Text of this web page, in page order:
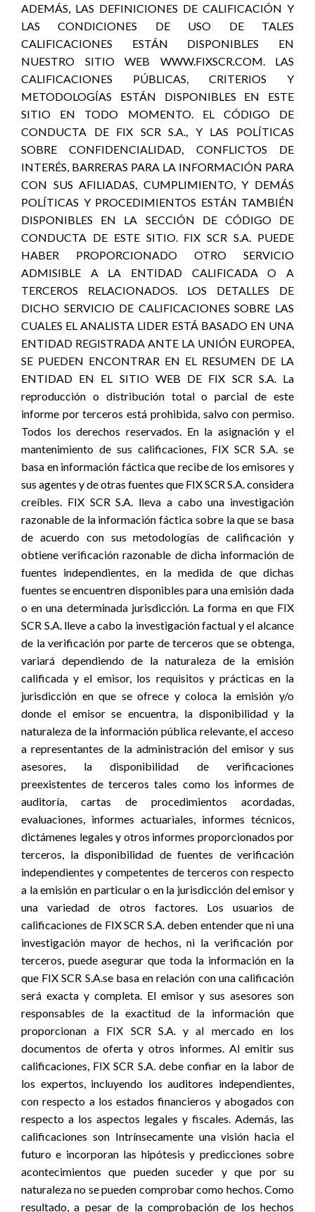
ADEMÁS, LAS DEFINICIONES DE CALIFICACIÓN Y
LAS CONDICIONES DE USO DE TALES
CALIFICACIONES ESTÁN DISPONIBLES EN
NUESTRO SITIO WEB WWW.FIXSCR.COM. LAS
CALIFICACIONES PÚBLICAS, CRITERIOS Y
METODOLOGÍAS ESTÁN DISPONIBLES EN ESTE
SITIO EN TODO MOMENTO. EL CÓDIGO DE
CONDUCTA DE FIX SCR S.A., Y LAS POLÍTICAS
SOBRE CONFIDENCIALIDAD, CONFLICTOS DE
INTERÉS, BARRERAS PARA LA INFORMACIÓN PARA
CON SUS AFILIADAS, CUMPLIMIENTO, Y DEMÁS
POLÍTICAS Y PROCEDIMIENTOS ESTÁN TAMBIÉN
DISPONIBLES EN LA SECCIÓN DE CÓDIGO DE
CONDUCTA DE ESTE SITIO. FIX SCR S.A. PUEDE
HABER PROPORCIONADO OTRO SERVICIO
ADMISIBLE A LA ENTIDAD CALIFICADA O A
TERCEROS RELACIONADOS. LOS DETALLES DE
DICHO SERVICIO DE CALIFICACIONES SOBRE LAS
CUALES EL ANALISTA LIDER ESTÁ BASADO EN UNA
ENTIDAD REGISTRADA ANTE LA UNIÓN EUROPEA,
SE PUEDEN ENCONTRAR EN EL RESUMEN DE LA
ENTIDAD EN EL SITIO WEB DE FIX SCR S.A. La
reproducción o distribución total o parcial de este
informe por terceros está prohibida, salvo con permiso.
Todos los derechos reservados. En la asignación y el
mantenimiento de sus calificaciones, FIX SCR S.A. se
basa en información fáctica que recibe de los emisores y
sus agentes y de otras fuentes que FIX SCR S.A. considera
creíbles. FIX SCR S.A. lleva a cabo una investigación
razonable de la información fáctica sobre la que se basa
de acuerdo con sus metodologías de calificación y
obtiene verificación razonable de dicha información de
fuentes independientes, en la medida de que dichas
fuentes se encuentren disponibles para una emisión dada
o en una determinada jurisdicción. La forma en que FIX
SCR S.A. lleve a cabo la investigación factual y el alcance
de la verificación por parte de terceros que se obtenga,
variará dependiendo de la naturaleza de la emisión
calificada y el emisor, los requisitos y prácticas en la
jurisdicción en que se ofrece y coloca la emisión y/o
donde el emisor se encuentra, la disponibilidad y la
naturaleza de la información pública relevante, el acceso
a representantes de la administración del emisor y sus
asesores, la disponibilidad de verificaciones
preexistentes de terceros tales como los informes de
auditoría, cartas de procedimientos acordadas,
evaluaciones, informes actuariales, informes técnicos,
dictámenes legales y otros informes proporcionados por
terceros, la disponibilidad de fuentes de verificación
independientes y competentes de terceros con respecto
a la emisión en particular o en la jurisdicción del emisor y
una variedad de otros factores. Los usuarios de
calificaciones de FIX SCR S.A. deben entender que ni una
investigación mayor de hechos, ni la verificación por
terceros, puede asegurar que toda la información en la
que FIX SCR S.A.se basa en relación con una calificación
será exacta y completa. El emisor y sus asesores son
responsables de la exactitud de la información que
proporcionan a FIX SCR S.A. y al mercado en los
documentos de oferta y otros informes. Al emitir sus
calificaciones, FIX SCR S.A. debe confiar en la labor de
los expertos, incluyendo los auditores independientes,
con respecto a los estados financieros y abogados con
respecto a los aspectos legales y fiscales. Además, las
calificaciones son Intrínsecamente una visión hacia el
futuro e incorporan las hipótesis y predicciones sobre
acontecimientos que pueden suceder y que por su
naturaleza no se pueden comprobar como hechos. Como
resultado, a pesar de la comprobación de los hechos